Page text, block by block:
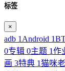
标签
×
adb 1 Android 1
0专辑 0主题 1作
画 3特典 1猫咪